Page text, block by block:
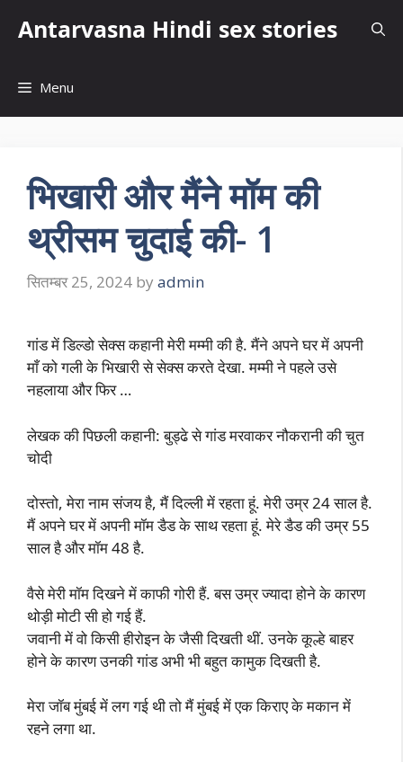
Antarvasna Hindi sex stories
Menu
भिखारी और मैंने मॉम की
थ्रीसम चुदाई की- 1
सितम्बर 25, 2024 by admin
गांड में डिल्डो सेक्स कहानी मेरी मम्मी की है. मैंने अपने घर में अपनी
माँ को गली के भिखारी से सेक्स करते देखा. मम्मी ने पहले उसे
नहलाया और फिर …
लेखक की पिछली कहानी: बुड्ढे से गांड मरवाकर नौकरानी की चुत
चोदी
दोस्तो, मेरा नाम संजय है, मैं दिल्ली में रहता हूं. मेरी उम्र 24 साल है.
मैं अपने घर में अपनी मॉम डैड के साथ रहता हूं. मेरे डैड की उम्र 55
साल है और मॉम 48 है.
वैसे मेरी मॉम दिखने में काफी गोरी हैं. बस उम्र ज्यादा होने के कारण
थोड़ी मोटी सी हो गई हैं.
जवानी में वो किसी हीरोइन के जैसी दिखती थीं. उनके कूल्हे बाहर
होने के कारण उनकी गांड अभी भी बहुत कामुक दिखती है.
मेरा जॉब मुंबई में लग गई थी तो मैं मुंबई में एक किराए के मकान में
रहने लगा था.